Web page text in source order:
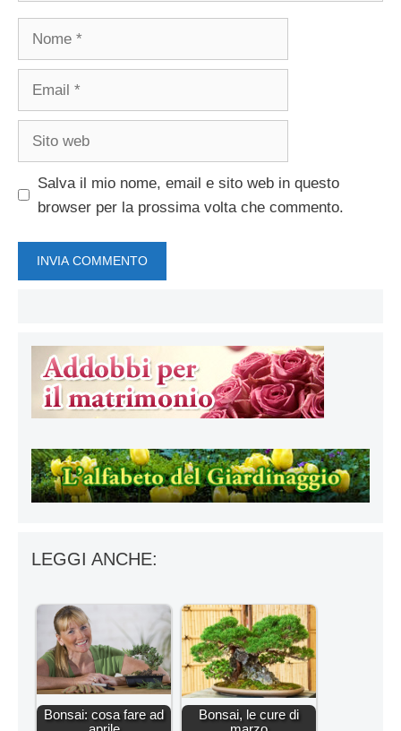
Salva il mio nome, email e sito web in questo
browser per la prossima volta che commento.
LEGGI ANCHE:
Bonsai: cosa fare ad
Bonsai, le cure di